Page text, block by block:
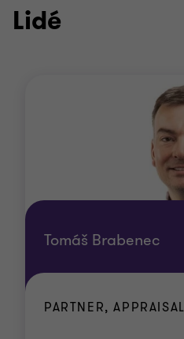
Lidé
Tomáš Brabenec
PARTNER, APPRAISAL